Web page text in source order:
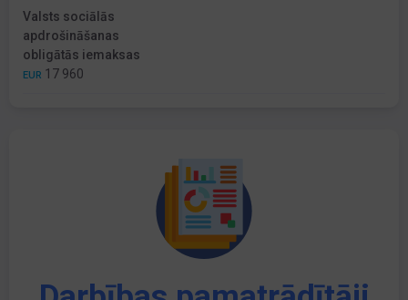
Valsts sociālās
apdrošināšanas
obligātās iemaksas
EUR 17 960